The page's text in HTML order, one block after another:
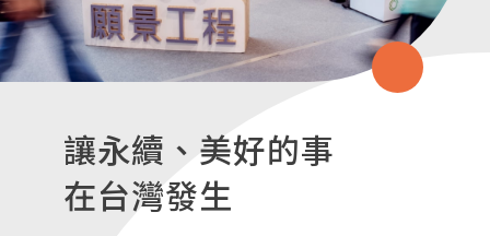
讓永續、美好的事
在台灣發生